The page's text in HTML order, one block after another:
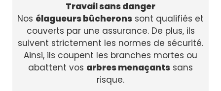
Travail sans danger
Nos élagueurs bûcherons sont qualifiés et
couverts par une assurance. De plus, ils
suivent strictement les normes de sécurité.
Ainsi, ils coupent les branches mortes ou
abattent vos arbres menaçants sans
risque.